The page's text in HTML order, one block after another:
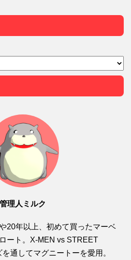
管理人ミルク
20年以上、初めて買ったマーベ
ート。X-MEN vs STREET
通してマグニートーを愛用。